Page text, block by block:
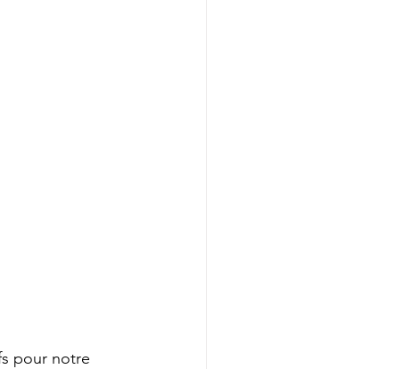
pour notre